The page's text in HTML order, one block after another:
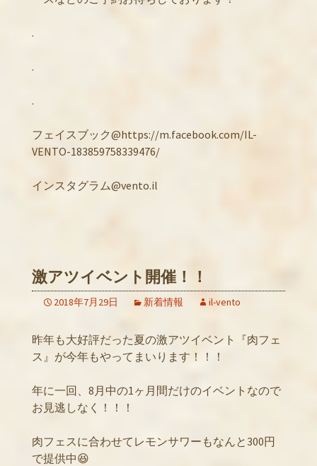
.
.
.
フェイスブック@https://m.facebook.com/IL-
VENTO-183859758339476/
インスタグラム@vento.il
激アツイベント開催！！
2018年7月29日 新着情報 il-vento
昨年も大好評だった夏の激アツイベント『肉フェ
ス』が今年もやってまいります！！！
年に一回、8月中の1ヶ月間だけのイベントなので
お見逃しなく！！！
肉フェスに合わせてレモンサワーもなんと300円
で提供中😆